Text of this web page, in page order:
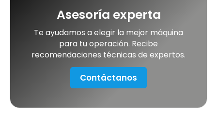
Asesoría experta
Te ayudamos a elegir la mejor máquina
para tu operación. Recibe
recomendaciones técnicas de expertos.
Contáctanos